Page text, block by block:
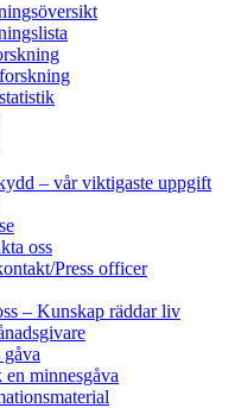
– vår viktigaste uppgift
oss
Press officer
– Kunskap räddar liv
gåva
en minnesgåva